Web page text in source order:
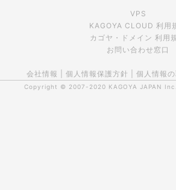
VPS
KAGOYA CLOUD 利用
カゴヤ・ドメイン 利用
お問い合わせ窓口
会社情報 個人情報保護方針 個人情報
Copyright © 2007-2020 KAGOYA JAPAN Inc.